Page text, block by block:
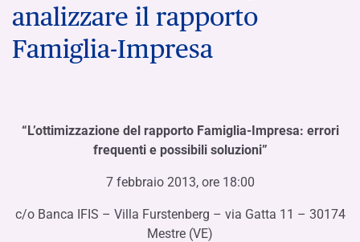
analizzare il rapporto
Famiglia-Impresa
“L’ottimizzazione del rapporto Famiglia-Impresa: errori
frequenti e possibili soluzioni”
7 febbraio 2013, ore 18:00
c/o Banca IFIS – Villa Furstenberg – via Gatta 11 – 30174
Mestre (VE)